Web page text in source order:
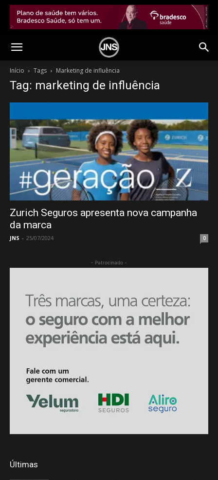
Início Tags Marketing de influência
Tag: marketing de influência
Zurich Seguros apresenta nova campanha
da marca
JNS - 25/07/2024 0
- Patrocinado -
Últimas